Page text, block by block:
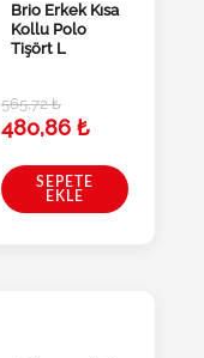
Brio Erkek Kısa
Kollu Polo
Tişört L
565,72₺
480,86 ₺
SEPETE
EKLE